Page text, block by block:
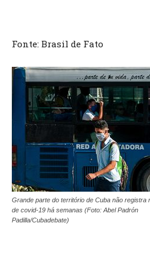
Fonte: Brasil de Fato
Grande parte do território de Cuba não registra
de covid-19 há semanas (Foto: Abel Padrón
Padilla/Cubadebate)